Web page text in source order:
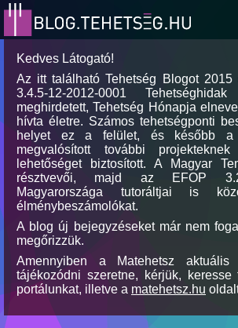
Kedves Látogató!
Az itt található Tehetség Blogot 2015
3.4.5-12-2012-0001
meghirdetett, Tehetség Hónapja
hívta életre. Számos tehetségponti
helyet ez a felület, és később a
megvalósított további
lehetőséget biztosított. A Magyar
résztvevői, majd az EFOP
Magyarországa tutoráltjai is
élménybeszámolókat.
A blog új bejegyzéseket már nem
megőrizzük.
Amennyiben a Matehetsz aktuális
tájékozódni szeretne, kérjük, keresse
portálunkat, illetve a matehetsz.hu